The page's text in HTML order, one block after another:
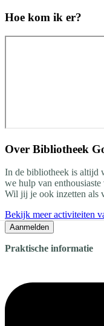
Hoe kom ik er?
Over Bibliotheek
In de bibliotheek is altijd
we hulp van
Wil jij je ook inzetten als
Bekijk meer activiteiten
Aanmelden
Praktische informatie